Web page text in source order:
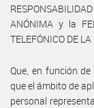
ANÓNIMA y la
TELEFÓNICO DE
Que, en función
que el ámbito de
personal